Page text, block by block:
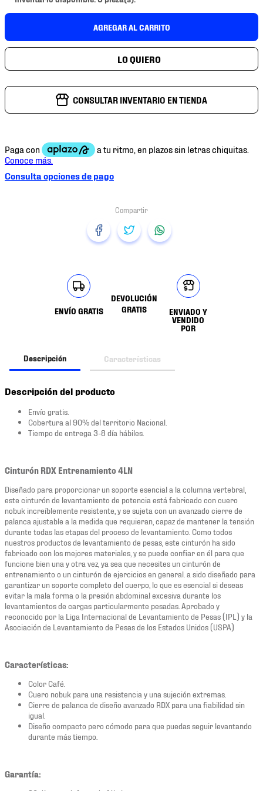
AGREGAR AL CARRITO
CONSULTAR INVENTARIO EN TIENDA
Consulta opciones de pago
ENVÍO GRATIS
DEVOLUCIÓN
GRATIS
ENVIADO Y
VENDIDO
POR
Descripción Características
Descripción del producto
Envío gratis.
Cobertura al 90% del territorio Nacional.
Tiempo de entrega 3-8 día hábiles.
Cinturón RDX Entrenamiento 4LN
Diseñado para proporcionar un soporte esencial a la columna vertebral,
este cinturón de levantamiento de potencia está fabricado con cuero
nobuk increíblemente resistente, y se sujeta con un avanzado cierre de
palanca ajustable a la medida que requieran, capaz de mantener la tensión
durante todas las etapas del proceso de levantamiento. Como todos
nuestros productos de levantamiento de pesas, este cinturón ha sido
fabricado con los mejores materiales, y se puede confiar en él para que
funcione bien una y otra vez, ya sea que necesites un cinturón de
entrenamiento o un cinturón de ejercicios en general. a sido diseñado para
garantizar un soporte completo del cuerpo, lo que es esencial si deseas
evitar la mala forma o la presión abdominal excesiva durante los
levantamientos de cargas particularmente pesadas. Aprobado y
reconocido por la Liga Internacional de Levantamiento de Pesas (IPL) y la
Asociación de Levantamiento de Pesas de los Estados Unidos (USPA)
Características:
Color Café.
Cuero nobuk para una resistencia y una sujeción extremas.
Cierre de palanca de diseño avanzado RDX para una fiabilidad sin
igual.
Diseño compacto pero cómodo para que puedas seguir levantando
durante más tiempo.
Garantía:
7.
mochilas
9.
tenis niño
10. tenis nike